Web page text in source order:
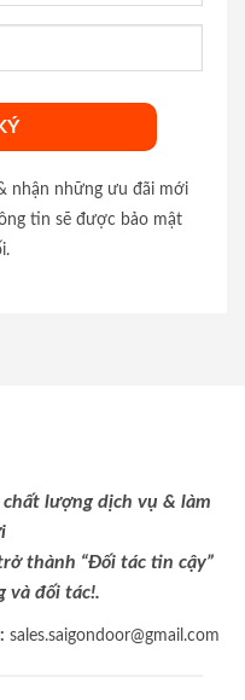
nhận những ưu đãi mới
tin sẽ được bảo mật
lượng dịch vụ & làm
thành “Đối tác tin cậy”
và đối tác!.
: sales.saigondoor@gmail.com